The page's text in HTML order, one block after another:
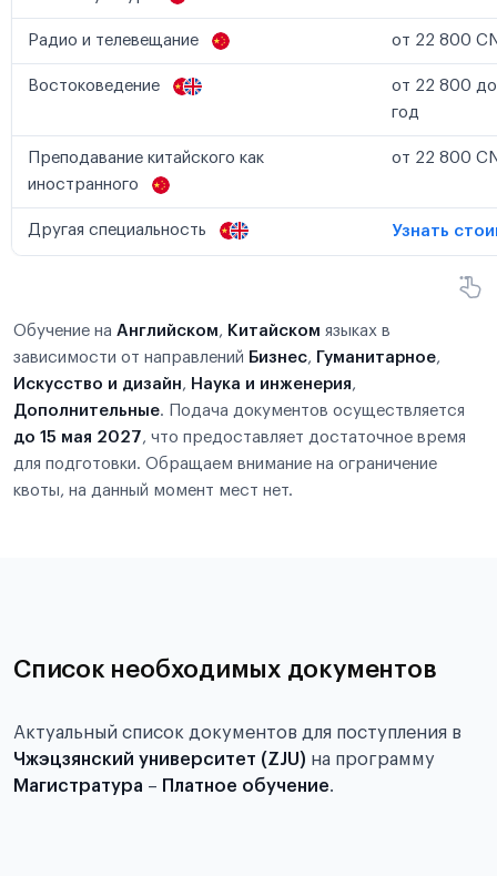
Радио и телевещание от 22 800
Востоковедение
от 22 800
год
Преподавание китайского как
иностранного
от 22 800
Другая специальность Узнать
Обучение на Английском, Китайском языках в
зависимости от направлений Бизнес, Гуманитарное,
Искусство и дизайн, Наука и инженерия,
Дополнительные. Подача документов осуществляется
до 15 мая 2027, что предоставляет достаточное время
для подготовки. Обращаем внимание на ограничение
квоты, на данный момент мест нет.
Список необходимых документов
Актуальный список документов для поступления в
Чжэцзянский университет (ZJU) на программу
Магистратура – Платное обучение.